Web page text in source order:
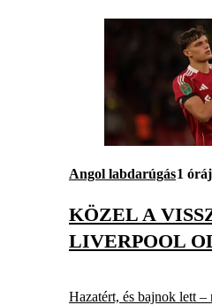
Angol labdarúgás1
KÖZEL A
LIVERPOOL
Hazatért, és bajnok lett